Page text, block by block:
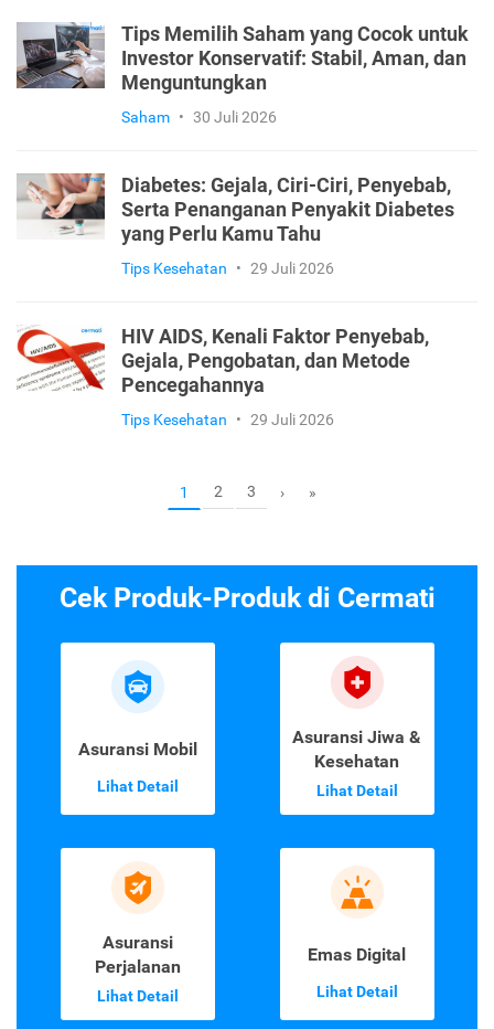
Tips Memilih Saham yang Cocok untuk
Investor Konservatif: Stabil, Aman, dan
Menguntungkan
Saham • 30 Juli 2026
Diabetes: Gejala, Ciri-Ciri, Penyebab,
Serta Penanganan Penyakit Diabetes
yang Perlu Kamu Tahu
Tips Kesehatan • 29 Juli 2026
HIV AIDS, Kenali Faktor Penyebab,
Gejala, Pengobatan, dan Metode
Pencegahannya
Tips Kesehatan • 29 Juli 2026
1 2 3 › »
Cek Produk-Produk di Cermati
Asuransi Mobil
Lihat Detail
Asuransi Jiwa &
Kesehatan
Lihat Detail
Asuransi
Perjalanan
Lihat Detail
Emas Digital
Lihat Detail